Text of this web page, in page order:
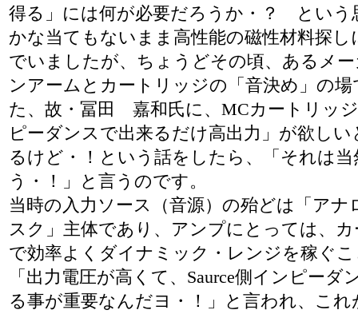
得る」には何が必要だろうか・？ という
かな当てもないまま高性能の磁性材料探し
でいましたが、ちょうどその頃、あるメ
ンアームとカートリッジの「音決め」の場
た、故・冨田 嘉和氏に、MCカートリッ
ピーダンスで出来るだけ高出力」が欲し
るけど・！という話をしたら、「それは
う・！」と言うのです。
当時の入力ソース（音源）の殆どは「アナ
スク」主体であり、アンプにとっては、
で効率よくダイナミック・レンジを稼ぐ
「出力電圧が高くて、Saurce側インピーダ
る事が重要なんだヨ・！」と言われ、これ